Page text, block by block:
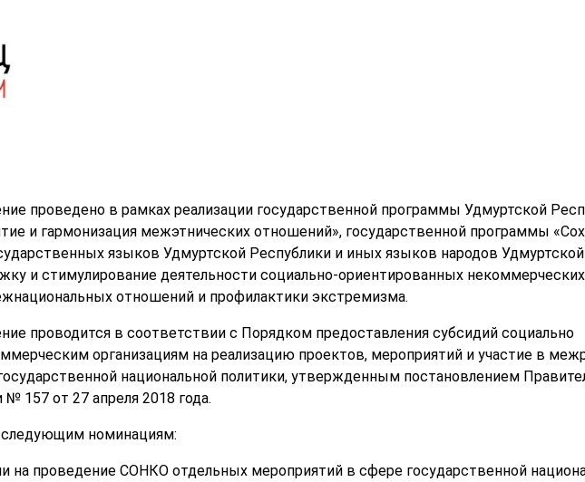
проведено в рамках реализации государственной программы Удмуртской
и гармонизация межэтнических отношений», государственной программы
языков Удмуртской Республики и иных языков народов
и стимулирование деятельности социально-ориентированных
отношений и профилактики экстремизма.
проводится в соответствии с Порядком предоставления субсидий социально
организациям на реализацию проектов, мероприятий и участие в
национальной политики, утвержденным постановлением
157 от 27 апреля 2018 года.
следующим номинациям:
на проведение СОНКО отдельных мероприятий в сфере государственной